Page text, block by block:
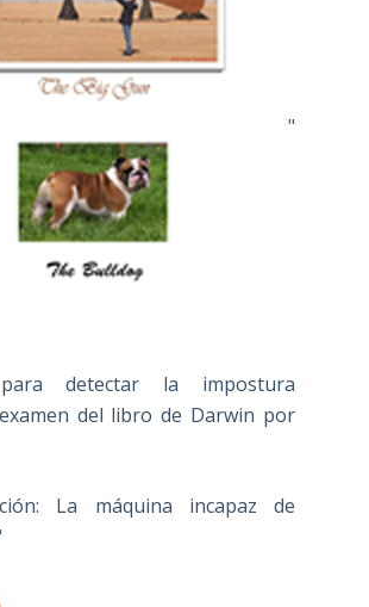
"
detectar la impostura
del libro de Darwin por
La máquina incapaz de